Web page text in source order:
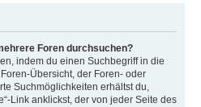
Foren durchsuchen?
indem du einen Suchbegriff in die
Übersicht, der Foren- oder
Suchmöglichkeiten erhältst du,
Link anklickst, der von jeder Seite des